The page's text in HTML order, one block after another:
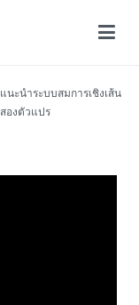
แนะนำระบบสมการเชิงเส้น
สองตัวแปร